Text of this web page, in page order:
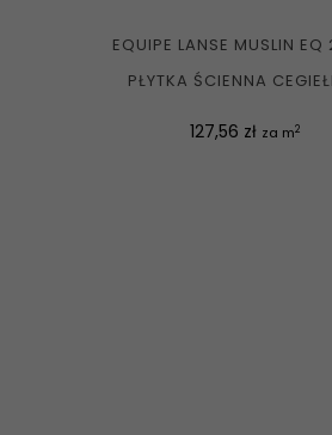
EQUIPE LANSE MUSLIN
PŁYTKA ŚCIENNA
Cena
127,56 zł za m2